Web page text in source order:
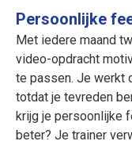
Persoonlijke
Met iedere maand
video-opdracht
te passen. Je werkt
totdat je tevreden
krijg je persoonlijke
beter? Je trainer